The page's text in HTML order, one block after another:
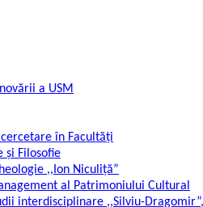
a USM
în Facultăți
și Filosofie
,,Ion Niculiță”
al Patrimoniului Cultural
interdisciplinare ,,Silviu-